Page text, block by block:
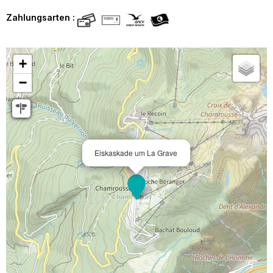
Zahlungsarten :
Eiskaskade um La Grave
+
−